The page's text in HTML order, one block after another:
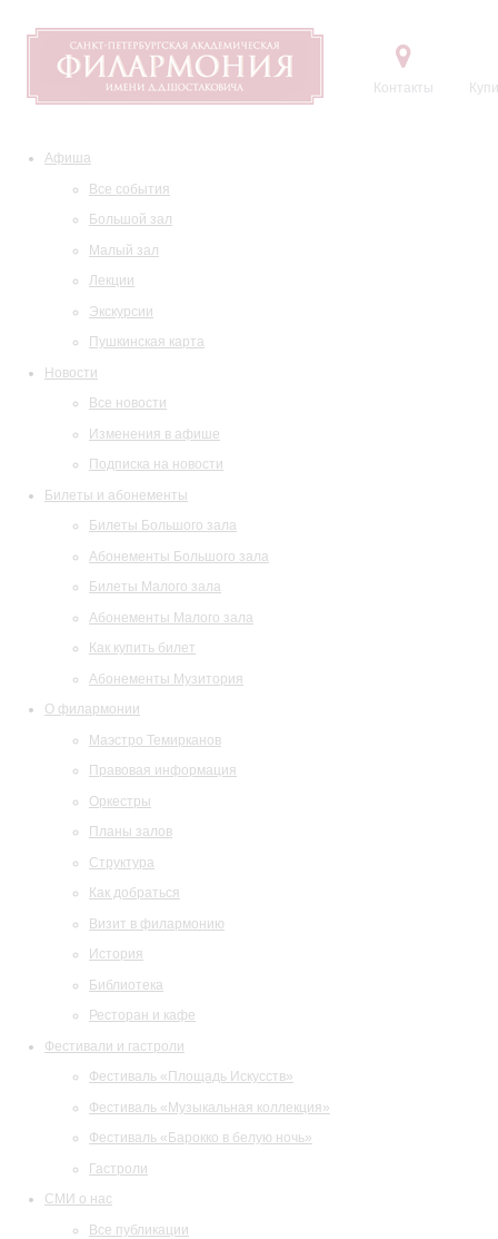
Контакты
Афиша
Все события
Большой зал
Малый зал
Лекции
Экскурсии
Пушкинская карта
Новости
Все новости
Изменения в афише
Подписка на новости
Билеты и абонементы
Билеты Большого зала
Абонементы Большого зала
Билеты Малого зала
Абонементы Малого зала
Как купить билет
Абонементы Музитория
О филармонии
Маэстро Темирканов
Правовая информация
Оркестры
Планы залов
Структура
Как добраться
Визит в филармонию
История
Библиотека
Ресторан и кафе
Фестивали и гастроли
Фестиваль «Площадь Искусств»
Фестиваль «Музыкальная коллекция»
Фестиваль «Барокко в белую ночь»
Гастроли
СМИ о нас
Все публикации